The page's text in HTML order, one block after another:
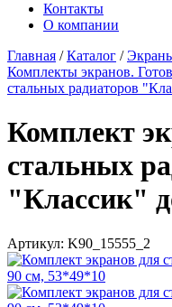
Контакты
О компании
Главная /Каталог /
Комплекты экранов.
стальных радиаторов
Комплект
стальных
"Классик"
Артикул: K90_15555_2